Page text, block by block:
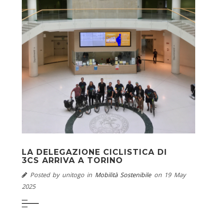
LA DELEGAZIONE CICLISTICA DI
3CS ARRIVA A TORINO
Posted by unitogoin Mobilità Sostenibileon 19 May
2025